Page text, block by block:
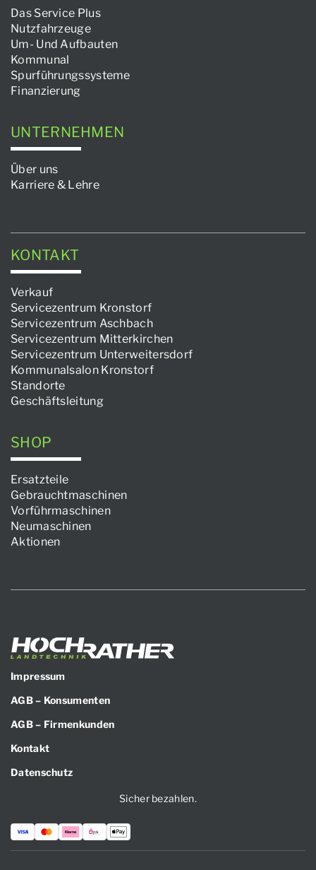
Das Service Plus
Nutzfahrzeuge
Um- Und Aufbauten
Kommunal
Spurführungssysteme
Finanzierung
UNTERNEHMEN
Über uns
Karriere & Lehre
KONTAKT
Verkauf
Servicezentrum Kronstorf
Servicezentrum Aschbach
Servicezentrum Mitterkirchen
Servicezentrum Unterweitersdorf
Kommunalsalon Kronstorf
Standorte
Geschäftsleitung
SHOP
Ersatzteile
Gebrauchtmaschinen
Vorführmaschinen
Neumaschinen
Aktionen
Impressum
AGB – Konsumenten
AGB – Firmenkunden
Kontakt
Datenschutz
Sicher bezahlen.